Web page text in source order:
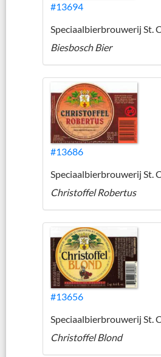
#13694
Speciaalbierbrouwerij St.
Biesbosch Bier
#13686
Speciaalbierbrouwerij St.
Christoffel Robertus
#13656
Speciaalbierbrouwerij St.
Christoffel Blond